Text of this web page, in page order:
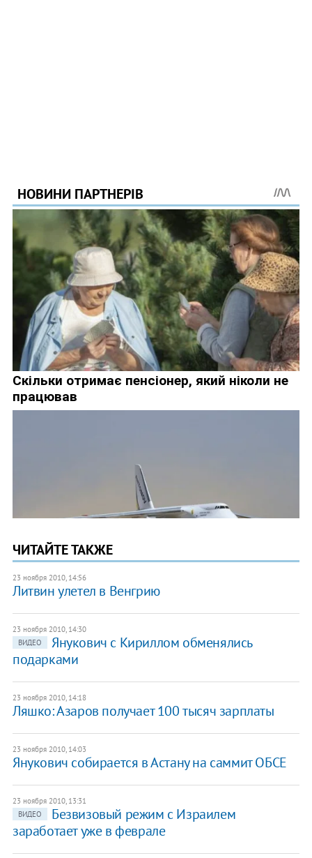
ЧИТАЙТЕ ТАКЖЕ
23 ноября 2010, 14:56
Литвин улетел в Венгрию
23 ноября 2010, 14:30
ВИДЕО
Янукович с Кириллом обменялись
подарками
23 ноября 2010, 14:18
Ляшко: Азаров получает 100 тысяч зарплаты
23 ноября 2010, 14:03
Янукович собирается в Астану на саммит ОБСЕ
23 ноября 2010, 13:31
ВИДЕО
Безвизовый режим с Израилем
заработает уже в феврале